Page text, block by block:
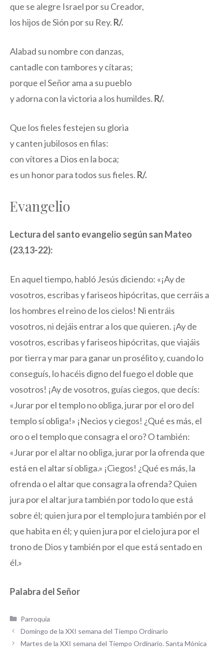
que se alegre Israel por su Creador,
los hijos de Sión por su Rey. R/.
Alabad su nombre con danzas,
cantadle con tambores y cítaras;
porque el Señor ama a su pueblo
y adorna con la victoria a los humildes. R/.
Que los fieles festejen su gloria
y canten jubilosos en filas:
con vítores a Dios en la boca;
es un honor para todos sus fieles. R/.
Evangelio
Lectura del santo evangelio según san Mateo
(23,13-22):
En aquel tiempo, habló Jesús diciendo: «¡Ay de
vosotros, escribas y fariseos hipócritas, que cerráis a
los hombres el reino de los cielos! Ni entráis
vosotros, ni dejáis entrar a los que quieren. ¡Ay de
vosotros, escribas y fariseos hipócritas, que viajáis
por tierra y mar para ganar un prosélito y, cuando lo
conseguís, lo hacéis digno del fuego el doble que
vosotros! ¡Ay de vosotros, guías ciegos, que decís:
«Jurar por el templo no obliga, jurar por el oro del
templo sí obliga!» ¡Necios y ciegos! ¿Qué es más, el
oro o el templo que consagra el oro? O también:
«Jurar por el altar no obliga, jurar por la ofrenda que
está en el altar sí obliga.» ¡Ciegos! ¿Qué es más, la
ofrenda o el altar que consagra la ofrenda? Quien
jura por el altar jura también por todo lo que está
sobre él; quien jura por el templo jura también por el
que habita en él; y quien jura por el cielo jura por el
trono de Dios y también por el que está sentado en
él.»
Palabra del Señor
Categorías
Parroquia
Domingo de la XXI semana del Tiempo Ordinario
Martes de la XXI semana del Tiempo Ordinario. Santa Mónica